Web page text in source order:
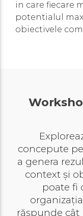
in care fiecare
potentialul
obiectivele
concepute
a genera
context și
poate fi
răspunde